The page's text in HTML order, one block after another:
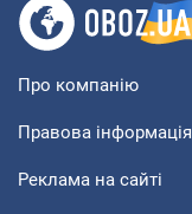
Про компанію
Правова інформація
Реклама на сайті